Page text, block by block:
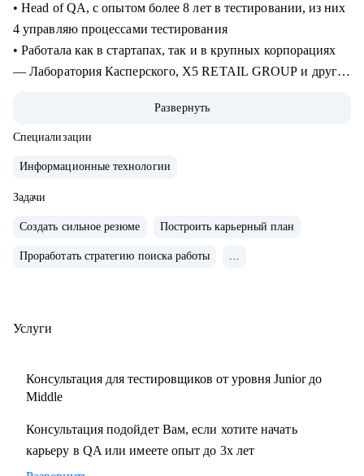
• Head of QA, c опытом более 8 лет в тестировании, из них
4 управляю процессами тестирования
• Работала как в стартапах, так и в крупных корпорациях
— Лаборатория Касперского, X5 RETAIL GROUP и другие
тестирования с командой 15+ человек
• Занималась ручным и автоматизированным
desktop)
• Занимаюсь построением QA процессов и команды,
развитием и интеграции QA в процесс разработки
• Выстраиваю прикладные метрики, средства мониторинга
manual, QA Auto
• Занимаюсь менторством с 2021 года
С чем помогу:
• Создание резюме
• Подготовка к собеседованию на различные позиции
Развернуть
Специализации
Информационные технологии
Задачи
Создать сильное резюме Построить карьерный план
Проработать стратегию поиска работы ...
Услуги
Консультация для тестировщиков от уровня Junior до
Middle
Консультация подойдет Вам, если хотите начать
карьеру в QA или имеете опыт до 3х лет